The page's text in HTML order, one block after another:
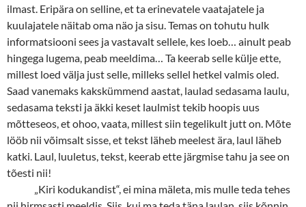
ilmast. Eripära on selline, et ta erinevatele vaatajatele ja
kuulajatele näitab oma näo ja sisu. Temas on tohutu hulk
informatsiooni sees ja vastavalt sellele, kes loeb… ainult peab
hingega lugema, peab meeldima… Ta keerab selle külje ette,
millest loed välja just selle, milleks sellel hetkel valmis oled.
Saad vanemaks kakskümmend aastat, laulad sedasama laulu,
sedasama teksti ja äkki keset laulmist tekib hoopis uus
mõtteseos, et ohoo, vaata, millest siin tegelikult jutt on. Mõte
lööb nii võimsalt sisse, et tekst läheb meelest ära, laul läheb
katki. Laul, luuletus, tekst, keerab ette järgmise tahu ja see on
tõesti nii!
„Kiri kodukandist“, ei mina mäleta, mis mulle teda tehes